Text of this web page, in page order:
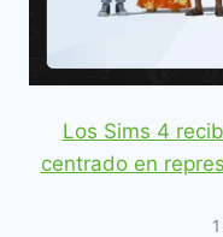
Los Sims 4
centrado en